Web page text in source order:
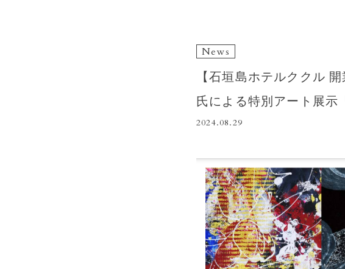
News
【石垣島ホテルククル
氏による特別アート展示
2024.08.29